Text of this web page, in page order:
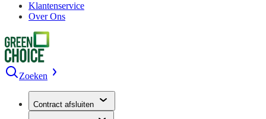
Klantenservice
Over Ons
Zoeken
Contract afsluiten